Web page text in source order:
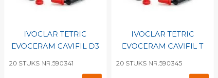
IVOCLAR TETRIC
EVOCERAM CAVIFIL D3
20 STUKS NR.590341
IVOCLAR TETRIC
EVOCERAM CAVIFIL T
20 STUKS NR.590345